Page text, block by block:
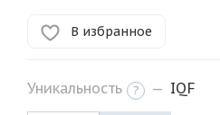
В избранное
Уникальность ? — IQF